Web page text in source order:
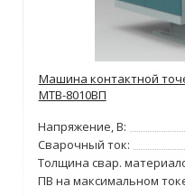
Машина контактной
МТВ-8010ВП
Напряжение, В:
Сварочный ток:
Толщина свар.
ПВ на максимальном